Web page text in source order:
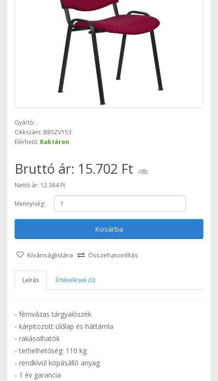
Gyártó: .
Cikkszám: BBSZV153
Elérhető: Raktáron
Bruttó ár: 15.702 Ft
/db
Nettó ár: 12.364 Ft
Mennyiség:
Kosárba
Kívánságlistára Összehasonlítás
Leírás Értékelések (0)
- fémvázas tárgyalószék
- kárpitozott ülőlap és háttámla
- rakásolhatók
- terhelhetőség: 110 kg
- rendkívül kopásálló anyag
- 1 év garancia